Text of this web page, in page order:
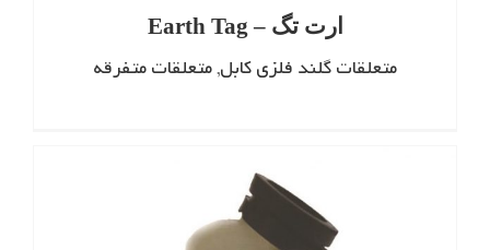
ارت تگ – Earth Tag
متعلقات گلند فلزی کابل,متعلقات متفرقه